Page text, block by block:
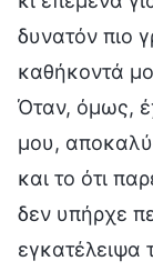
δυνατόν πιο
καθήκοντά
Όταν, όμως,
μου,
και το ότι
δεν υπήρχε
εγκατέλειψα